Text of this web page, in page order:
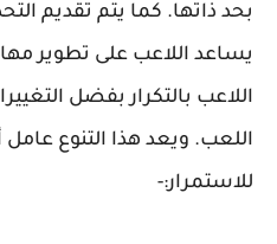
بحد ذاتها. كما يتم تقديم
يساعد اللاعب على تطوير
اللاعب بالتكرار بفضل
اللعب. ويعد هذا التنوع
للاستمرار:-